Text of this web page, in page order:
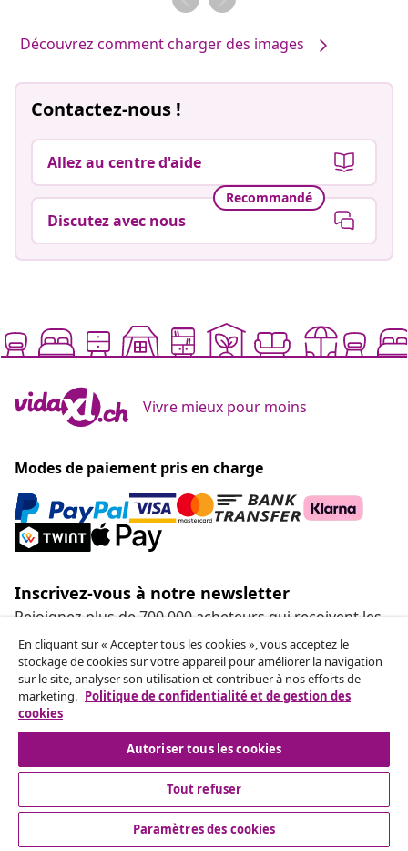
Découvrez comment charger des images
Contactez-nous !
Allez au centre d'aide
Recommandé
Discutez avec nous
Vivre mieux pour moins
Modes de paiement pris en charge
Inscrivez-vous à notre newsletter
Rejoignez plus de 700 000 acheteurs qui reçoivent les
offres hebdomadaires, les promotions saisonnières et
les nouveautés de vidaXL.
Nos comptes de réseaux sociaux
Service Clients
En cliquant sur « Accepter tous les cookies », vous acceptez le
stockage de cookies sur votre appareil pour améliorer la navigation
sur le site, analyser son utilisation et contribuer à nos efforts de
marketing. Politique de confidentialité et de gestion des
cookies
Autoriser tous les cookies
Tout refuser
Paramètres des cookies